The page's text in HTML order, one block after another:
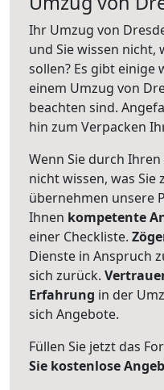
Ihr Umzug von
und Sie wissen nicht,
sollen? Es gibt einige
einem Umzug von
beachten sind.
hin zum Verpacken
Wenn Sie durch
nicht wissen, was Sie
übernehmen unsere
Ihnen kompetente
einer Checkliste.
Dienste in Anspruch
sich zurück.
Erfahrung in der
sich Angebote.
Füllen Sie jetzt das
Sie kostenlose